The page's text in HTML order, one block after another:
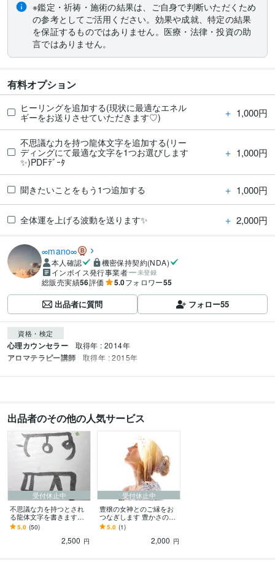
※鑑定・祈祷・施術の結果は、ご自身で判断いただくため
の参考としてご活用ください。効果や成就、特定の結果
を保証するものではありません。医療・法律・投資の助
言ではありません。
有料オプション
ヒーリングを追加する(現状に最適なエネル
ギーをお送りさせていただきます♡)
＋ 1,000円
不思議な力を持つ龍体文字を追加する(リー
ディングにて最適な文字を1つお選びします
✨)PDFﾃﾞｰﾀ
＋ 1,000円
聞きたいことをもう1つ追加する ＋ 1,000円
全体運を上げる波動を送ります✨ ＋ 2,000円
∞mano∞
本人確認
機密保持契約(NDA)
インボイス発行事業者
未登録
総販売実績56評価 5.0フォロワー55
出品者に質問 フォロー55
資格・検定
心理カウンセラー 取得年 : 2014年
アロマテラピー講師 取得年 : 2015年
出品者のその他の人気サービス
受付休止中
不思議な力を持つとされ
る龍体文字を書きます
【再始動いたしました】
あなたの願望やお悩みを
サポートします✨
5.0 (50)
2,500 円
受付休止中
豊穣の女神とのご縁をお
つなぎします 豊かさのエ
ネルギー✨リーディング付
5.0 (1)
2,000 円